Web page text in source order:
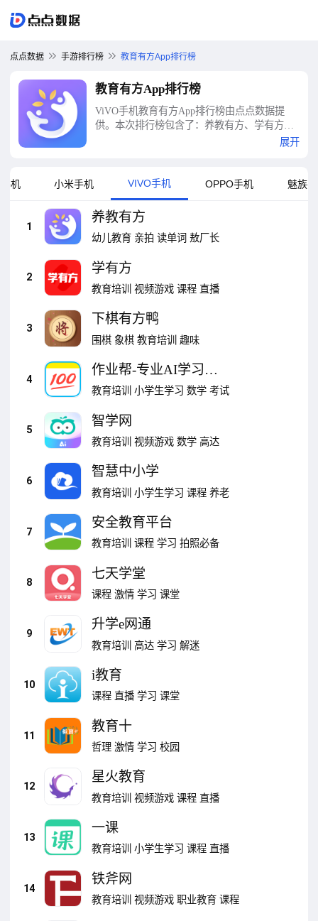
点点数据 手游排行榜 教育有方App排行榜
教育有方App排行榜
ViVO手机教育有方App排行榜由点点数据提
供。本次排行榜包含了：养教有方、学有方、
下棋有方鸭、作业帮-专业AI学习神器、智学展开
机 小米手机 VIVO手机 OPPO手机 魅族
1
养教有方
幼儿教育 亲拍 读单词 敖厂长
2
学有方
教育培训 视频游戏 课程 直播
3
下棋有方鸭
围棋 象棋 教育培训 趣味
4
作业帮-专业AI学习神
器
教育培训 小学生学习 数学 考试
5
智学网
教育培训 视频游戏 数学 高达
6
智慧中小学
教育培训 小学生学习 课程 养老
7
安全教育平台
教育培训 课程 学习 拍照必备
8
七天学堂
课程 激情 学习 课堂
9
升学e网通
教育培训 高达 学习 解迷
10
i教育
课程 直播 学习 课堂
11
教育十
哲理 激情 学习 校园
12
星火教育
教育培训 视频游戏 课程 直播
13
一课
教育培训 小学生学习 课程 直播
14
铁斧网
教育培训 视频游戏 职业教育 课程